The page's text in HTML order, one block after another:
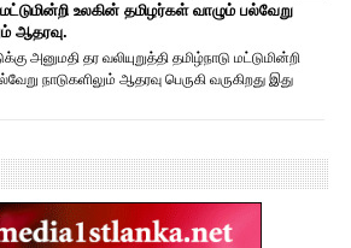
மட்டுமின்றி உலகின் தமிழர்கள் வாழும் பல்வேறு
ஆதரவு.
அனுமதி தர வலியுறுத்தி தமிழ்நாடு மட்டுமின்றி
நாடுகளிலும் ஆதரவு பெருகி வருகிறது இது